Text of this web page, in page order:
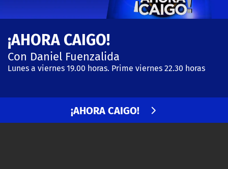
CASTING TVN VERTICAL
TVN VERTICAL
TVN PLAY
¡AHORA CAIGO!
Con Daniel Fuenzalida
Lunes a viernes 19.00 horas. Prime viernes 22.30 horas
¡AHORA CAIGO!